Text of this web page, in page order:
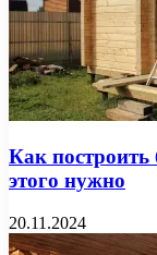
Как
этого нужно
20.11.2024